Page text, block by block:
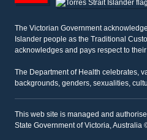
The Victorian Government
Islander people as the Traditional
acknowledges and pays respect to
The Department of Health celebrates,
backgrounds, genders, sexualities,
This web site is managed and
State Government of Victoria,